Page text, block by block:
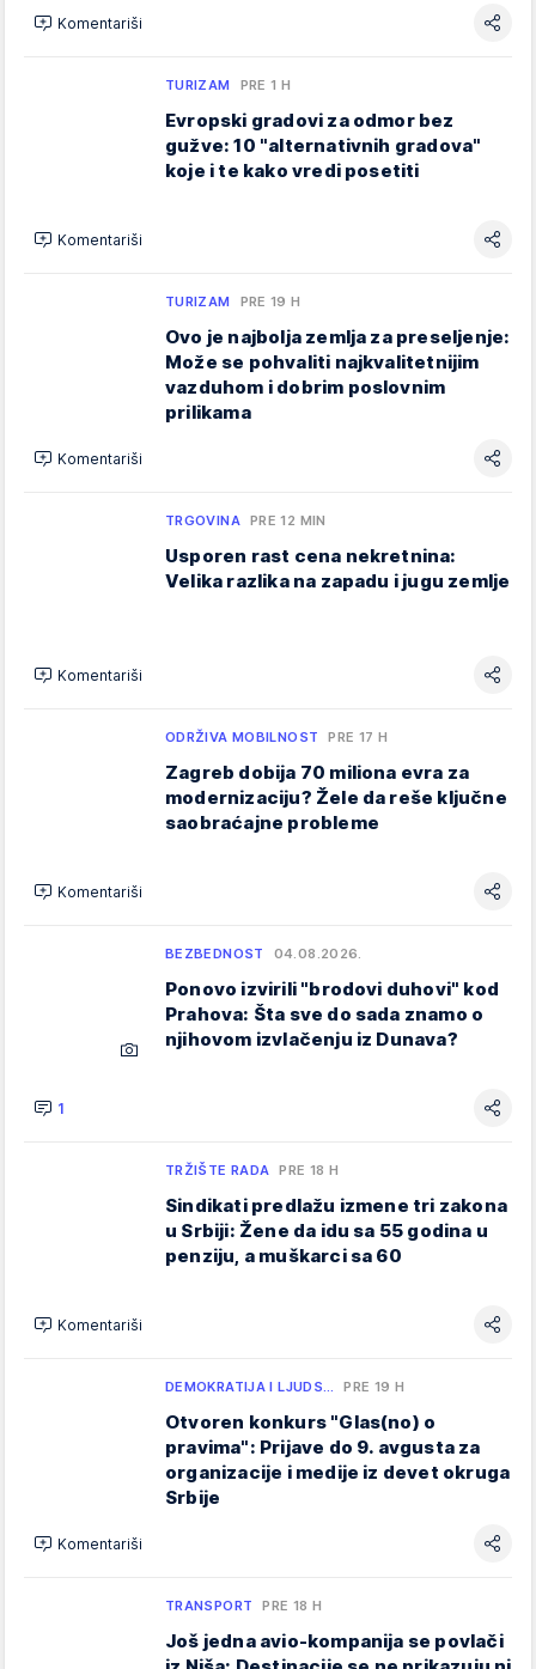
Komentariši
TURIZAM PRE 1 H
Evropski gradovi za odmor bez
gužve: 10 "alternativnih gradova"
koje i te kako vredi posetiti
Komentariši
TURIZAM PRE 19 H
Ovo je najbolja zemlja za preseljenje:
Može se pohvaliti najkvalitetnijim
vazduhom i dobrim poslovnim
prilikama
Komentariši
TRGOVINA PRE 12 MIN
Usporen rast cena nekretnina:
Velika razlika na zapadu i jugu zemlje
Komentariši
ODRŽIVA MOBILNOST PRE 17 H
Zagreb dobija 70 miliona evra za
modernizaciju? Žele da reše ključne
saobraćajne probleme
Komentariši
BEZBEDNOST 04.08.2026.
Ponovo izvirili "brodovi duhovi" kod
Prahova: Šta sve do sada znamo o
njihovom izvlačenju iz Dunava?
1
TRŽIŠTE RADA PRE 18 H
Sindikati predlažu izmene tri zakona
u Srbiji: Žene da idu sa 55 godina u
penziju, a muškarci sa 60
Komentariši
DEMOKRATIJA I LJUDS… PRE 19 H
Otvoren konkurs "Glas(no) o
pravima": Prijave do 9. avgusta za
organizacije i medije iz devet okruga
Srbije
Komentariši
TRANSPORT PRE 18 H
Još jedna avio-kompanija se povlači